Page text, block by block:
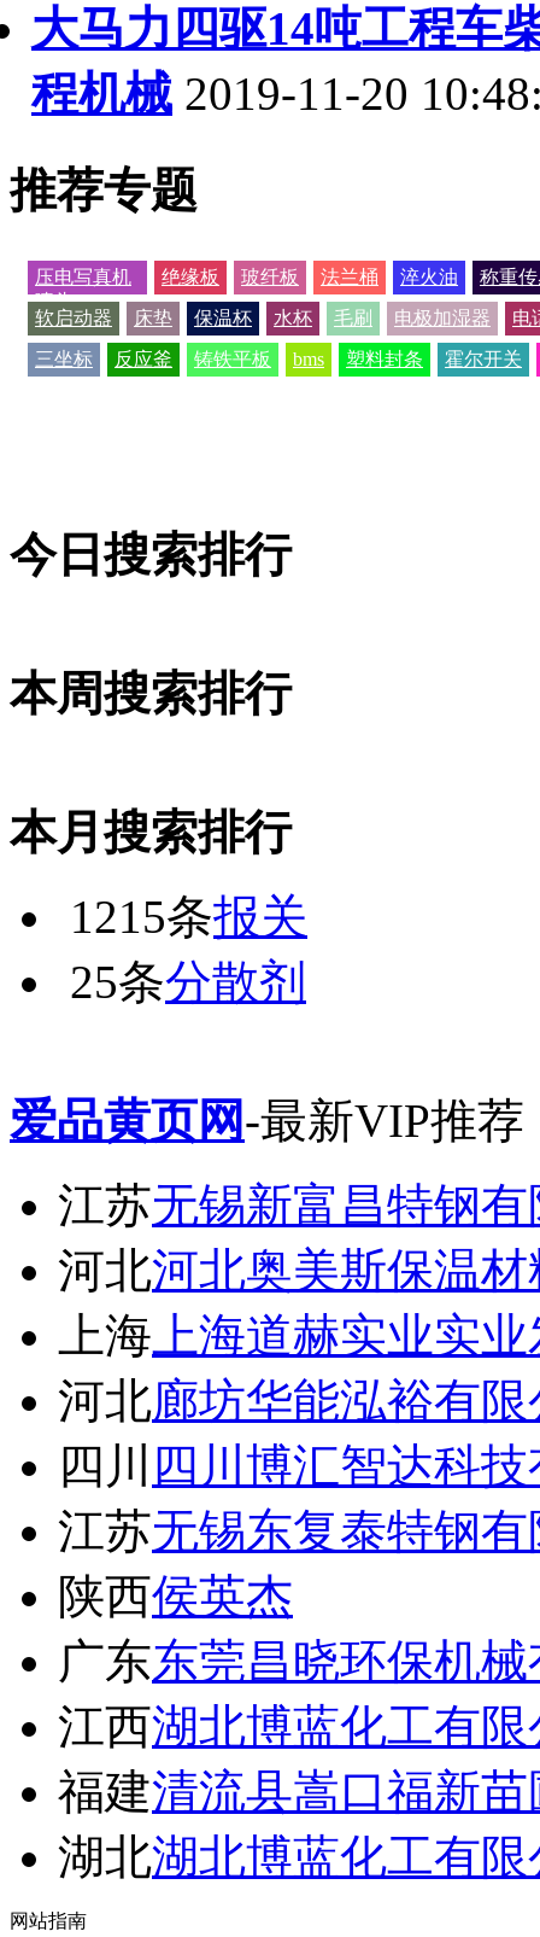
大马力四驱14吨工程车
程机械 2019-11-20
推荐专题
压电写真机
喷头
绝缘板 玻纤板 法兰桶 淬火油
称重
软启动器
床垫 保温杯 水杯 毛刷 电极加湿器
电
三坐标
反应釜 铸铁平板 bms 塑料封条 霍尔开关
今日搜索排行
本周搜索排行
本月搜索排行
1215条报关
25条分散剂
爱品黄页网-最新VIP推荐
江苏无锡新富昌特钢
河北河北奥美斯保温
上海 上海道赫实业实
河北廊坊华能泓裕有
四川 四川博汇智达科
江苏无锡东复泰特钢
陕西侯英杰
广东东莞昌晓环保机
江西湖北博蓝化工有
福建清流县嵩口福新苗
湖北湖北博蓝化工有限
网站指南